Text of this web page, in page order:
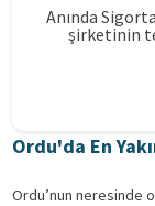
Anında
şirketinin
Ordu'da En
Ordu’nun neresinde